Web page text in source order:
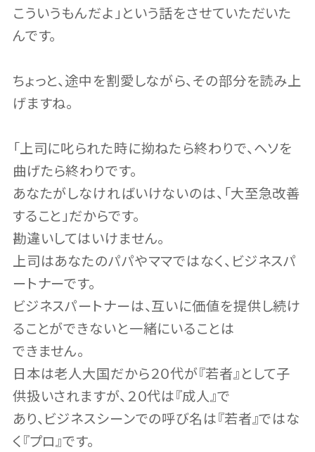
こういうもんだよ」という話をさせていただいた
んです。
ちょっと、途中を割愛しながら、その部分を読み上
げますね。
「上司に叱られた時に拗ねたら終わりで、ヘソを
曲げたら終わりです。
あなたがしなければいけないのは、「大至急改善
すること」だからです。
勘違いしてはいけません。
上司はあなたのパパやママではなく、ビジネスパ
ートナーです。
ビジネスパートナーは、互いに価値を提供し続け
ることができないと一緒にいることは
できません。
日本は老人大国だから２０代が『若者』として子
供扱いされますが、２０代は『成人』で
あり、ビジネスシーンでの呼び名は『若者』ではな
く『プロ』です。